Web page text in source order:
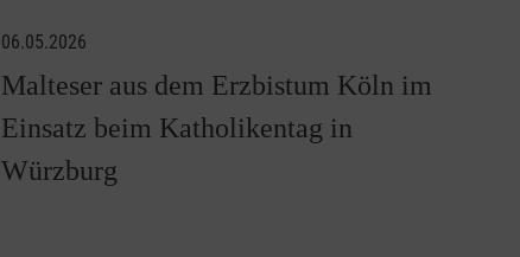
06.05.2026
Malteser aus dem Erzbistum Köln im
Einsatz beim Katholikentag in
Würzburg